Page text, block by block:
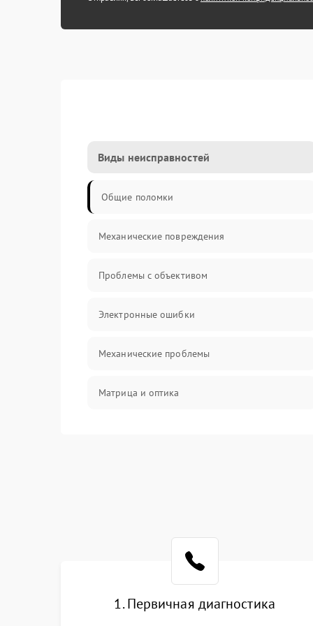
Виды неисправностей
Общие поломки
Механические повреждения
Проблемы с объективом
Электронные ошибки
Механические проблемы
Матрица и оптика
Коммуникации и интерфейсы
1. Первичная диагностика